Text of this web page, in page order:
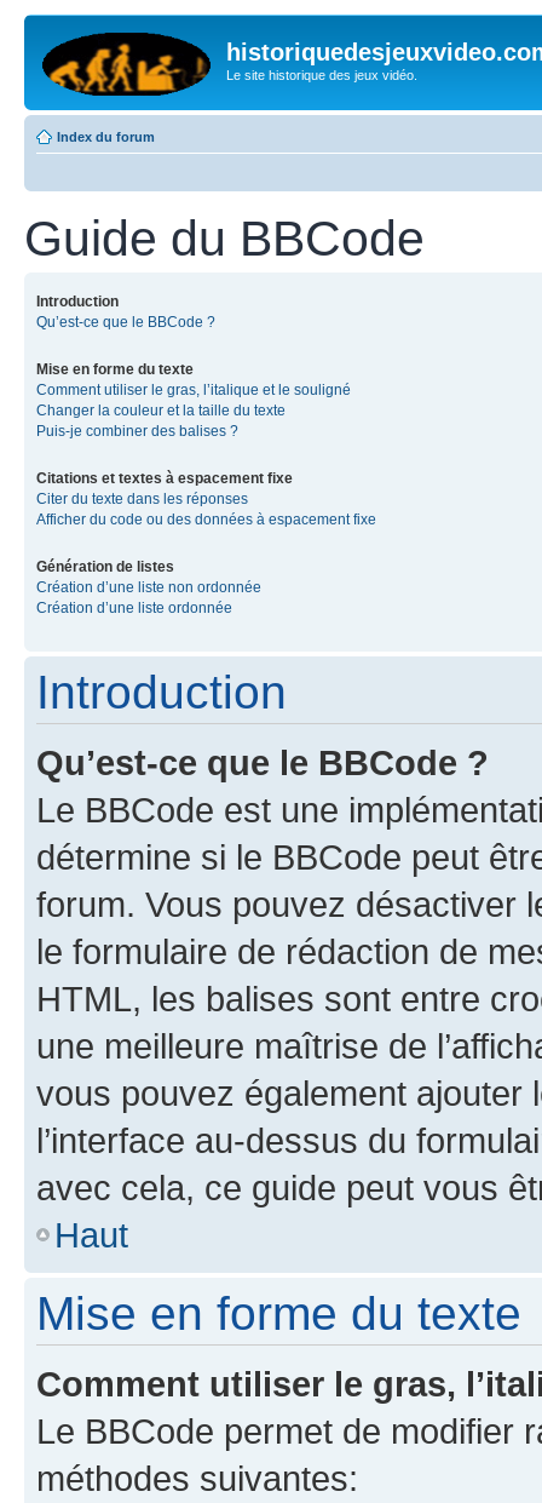
Le site historique des jeux vidéo.
Index du forum
Guide du BBCode
Introduction
Qu’est-ce que le BBCode ?
Mise en forme du texte
Comment utiliser le gras, l’italique et le souligné
Changer la couleur et la taille du texte
Puis-je combiner des balises ?
Citations et textes à espacement fixe
Citer du texte dans les réponses
Afficher du code ou des données à espacement fixe
Génération de listes
Création d’une liste non ordonnée
Création d’une liste ordonnée
Introduction
Qu’est-ce que le BBCode ?
Le BBCode est une
détermine si le BBCode peut
forum. Vous pouvez désactiver
le formulaire de rédaction de
HTML, les balises sont entre
une meilleure maîtrise de
vous pouvez également ajouter
l’interface au-dessus du
avec cela, ce guide peut vous
Haut
Mise en forme du texte
Comment utiliser le gras,
Le BBCode permet de modifier
méthodes suivantes: